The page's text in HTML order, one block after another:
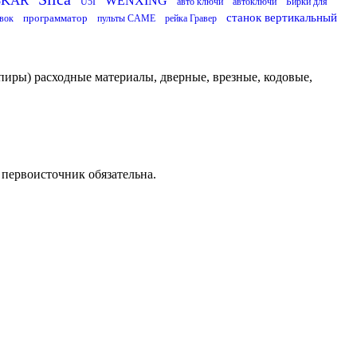
программатор пульты CAME рейка Гравер станок вертикальный
расходные материалы, дверные, врезные, кодовые,
обязательна.